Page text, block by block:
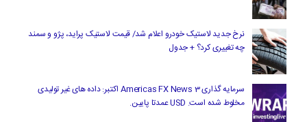
نرخ جدید لاستیک خودرو اعلام شد/ قیمت لاستیک پراید، پژو و سمند
چه تغییری کرد؟ + جدول
سرمایه گذاری Americas FX News 3 اکتبر: داده های غیر تولیدی
مخلوط شده است. USD عمدتا پایین.